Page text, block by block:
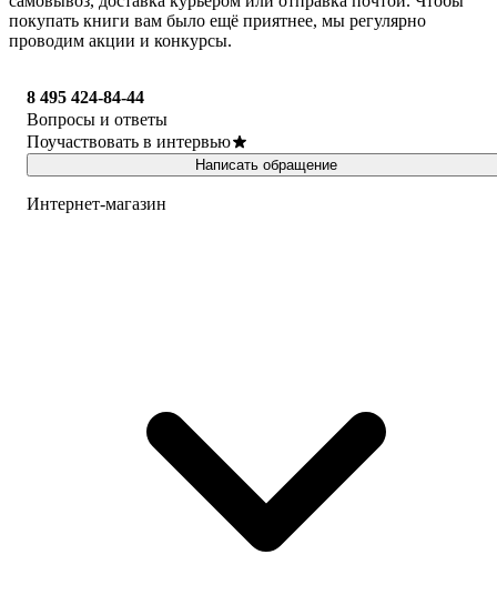
покупать книги вам было ещё приятнее, мы регулярно
проводим акции и конкурсы.
8 495 424-84-44
Вопросы и ответы
Поучаствовать в интервью
Написать обращение
Интернет-магазин